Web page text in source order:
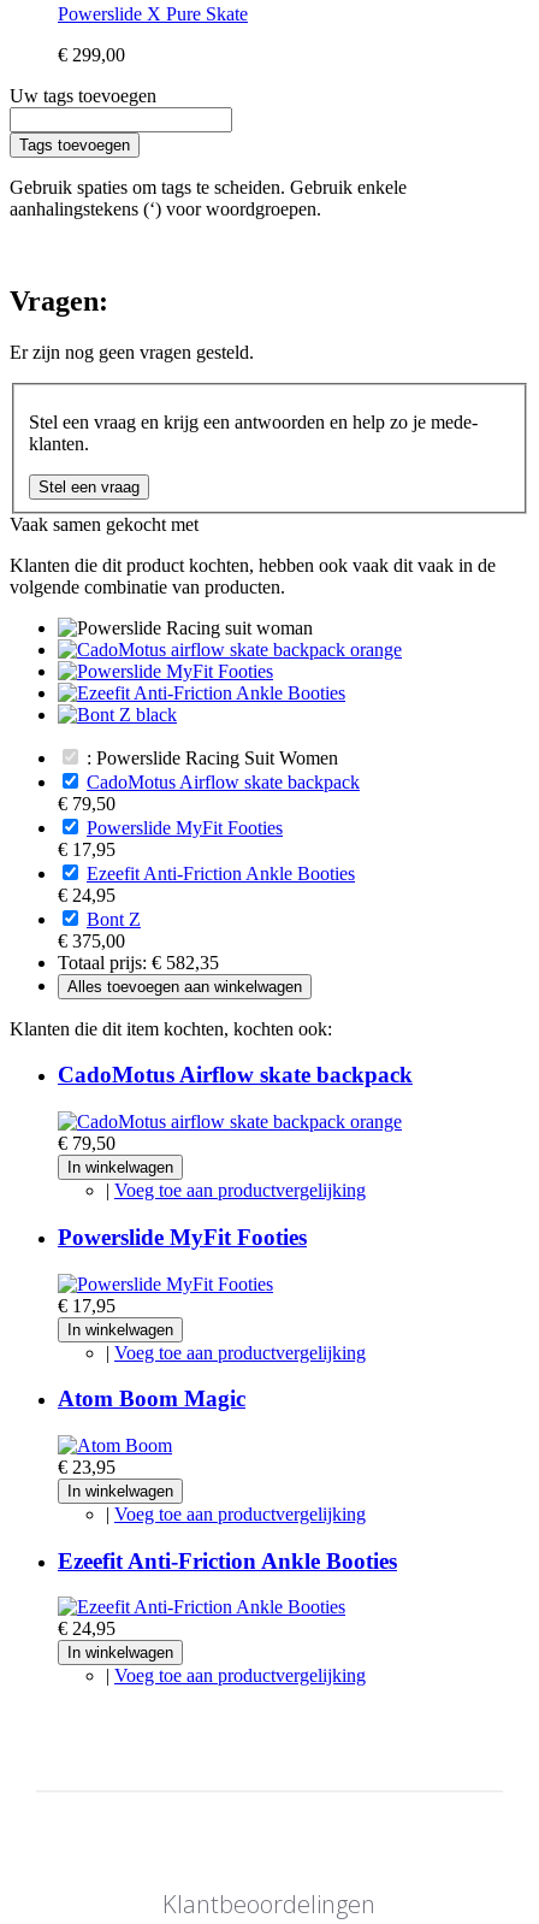
Powerslide X Pure Skate
€ 299,00
Uw tags toevoegen
Tags toevoegen
Gebruik spaties om tags te scheiden. Gebruik enkele
aanhalingstekens (‘) voor woordgroepen.
Vragen:
Er zijn nog geen vragen gesteld.
Stel een vraag en krijg een antwoorden en help zo je mede-
klanten.
Stel een vraag
Vaak samen gekocht met
Klanten die dit product kochten, hebben ook vaak dit vaak in de
volgende combinatie van producten.
: Powerslide Racing Suit Women
CadoMotus Airflow skate backpack
€ 79,50
Powerslide MyFit Footies
€ 17,95
Ezeefit Anti-Friction Ankle Booties
€ 24,95
Bont Z
€ 375,00
Totaal prijs: € 582,35
Alles toevoegen aan winkelwagen
Klanten die dit item kochten, kochten ook:
CadoMotus Airflow skate backpack
€ 79,50
In winkelwagen
| Voeg toe aan productvergelijking
Powerslide MyFit Footies
€ 17,95
In winkelwagen
| Voeg toe aan productvergelijking
Atom Boom Magic
€ 23,95
In winkelwagen
| Voeg toe aan productvergelijking
Ezeefit Anti-Friction Ankle Booties
€ 24,95
In winkelwagen
| Voeg toe aan productvergelijking
Klantbeoordelingen